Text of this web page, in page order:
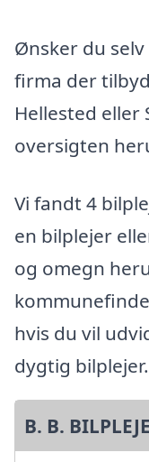
Ønsker du
firma der
Hellested eller
oversigten
Vi fandt 4
en bilplejer
og omegn
hvis du vil
dygtig bilplejer.
B. B.